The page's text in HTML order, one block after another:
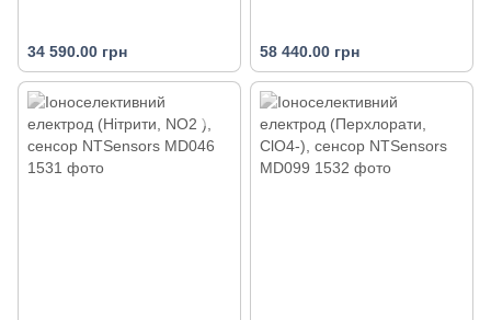
34 590.00 грн 58 440.00 грн